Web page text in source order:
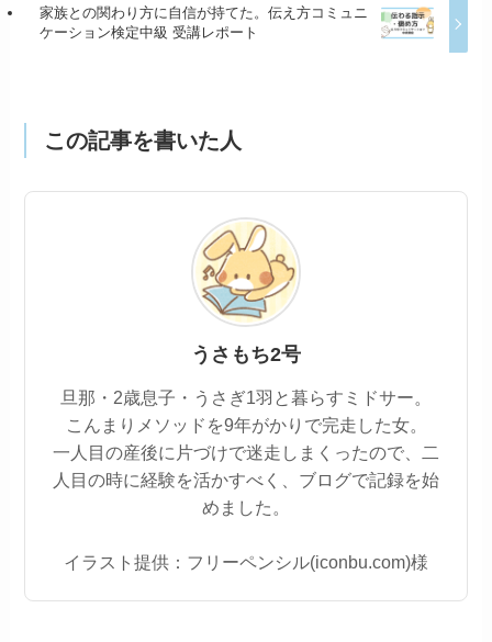
家族との関わり方に自信が持てた。伝え方コミュニ
ケーション検定中級 受講レポート
この記事を書いた人
うさもち2号
旦那・2歳息子・うさぎ1羽と暮らすミドサー。
こんまりメソッドを9年がかりで完走した女。
一人目の産後に片づけで迷走しまくったので、二
人目の時に経験を活かすべく、ブログで記録を始
めました。
イラスト提供：フリーペンシル(iconbu.com)様